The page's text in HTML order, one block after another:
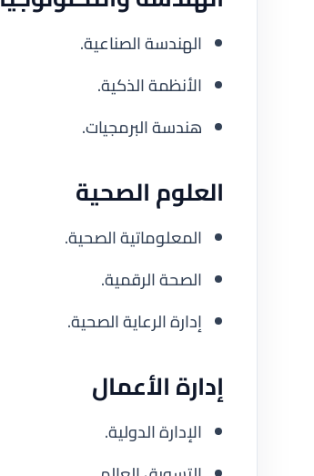
الهندسة الصناعية.
الأنظمة الذكية.
هندسة البرمجيات.
العلوم الصحية
المعلوماتية الصحية.
الصحة الرقمية.
إدارة الرعاية الصحية.
إدارة الأعمال
الإدارة الدولية.